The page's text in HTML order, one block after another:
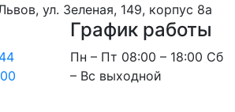
ул. Зеленая, 149, корпус 8а
График работы
Пн – Пт 08:00 – 18:00 Сб
– Вс выходной